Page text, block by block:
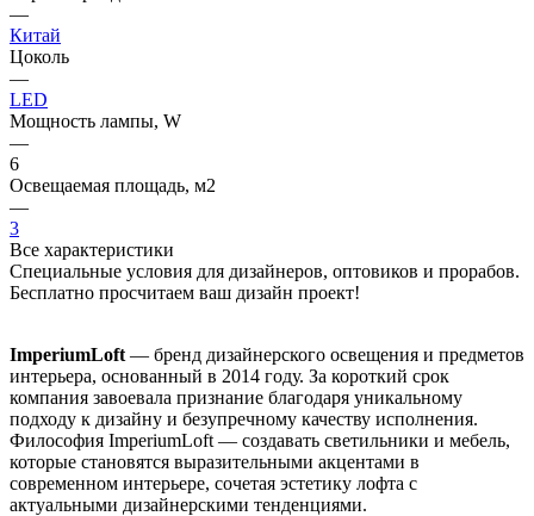
—
Китай
Цоколь
—
LED
Мощность лампы, W
—
6
Освещаемая площадь, м2
—
3
Все характеристики
Специальные условия для дизайнеров, оптовиков и прорабов.
Бесплатно просчитаем ваш дизайн проект!
ImperiumLoft — бренд дизайнерского освещения и предметов
интерьера, основанный в 2014 году. За короткий срок
компания завоевала признание благодаря уникальному
подходу к дизайну и безупречному качеству исполнения.
Философия ImperiumLoft — создавать светильники и мебель,
которые становятся выразительными акцентами в
современном интерьере, сочетая эстетику лофта с
актуальными дизайнерскими тенденциями.